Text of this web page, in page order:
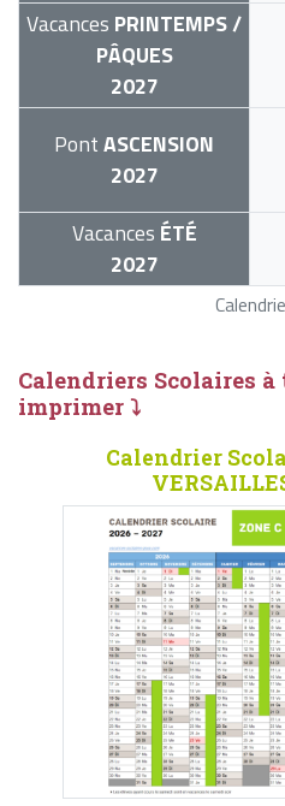
Vacances PRINTEMPS /
PÂQUES
2027
PontASCENSION
2027
Vacances ÉTÉ
2027
Calendriers Scolaires
imprimer ⤵
Calendrier